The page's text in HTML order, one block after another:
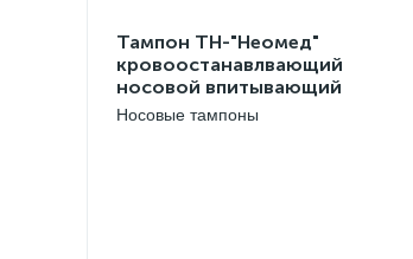
Тампон ТН-"Неомед"
кровоостанавлвающий
носовой впитывающий
одноразовый стерильный
Носовые тампоны